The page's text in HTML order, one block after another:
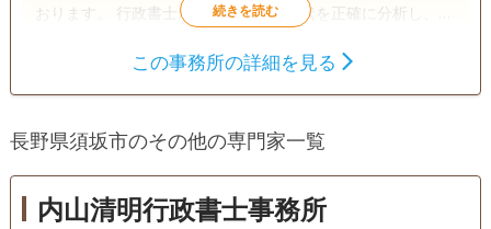
おります。 行政書士が相談を通じて現状を正確に分析し、ご
前のお見積りをいたしますので、安心してご依頼いただけま
ります。
遺産分割
銀行手続き
戸籍収集
電話相談可 訪問可 土日相談可 初回相談無料
この事務所の詳細を見る
長野県須坂市のその他の専門家一覧
内山清明行政書士事務所